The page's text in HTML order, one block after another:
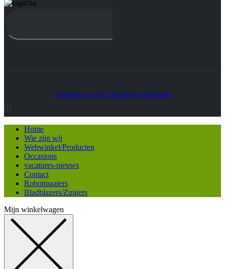
© Heatmedia.nl 2024. Alle rechten voorbehouden
Home
Wie zijn wij
Webwinkel/Producten
Occasions
vacatures-nieuws
Contact
Robotmaaiers
Bladblazers/Zuigers
Mijn winkelwagen